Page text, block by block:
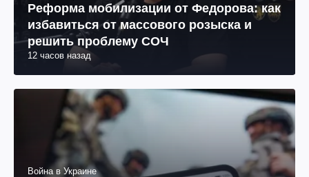
Реформа мобилизации от Федорова: как
избавиться от массового розыска и
решить проблему СОЧ
12 часов назад
Война в Украине